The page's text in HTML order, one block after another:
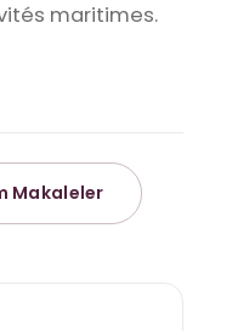
maritimes.
Makaleler